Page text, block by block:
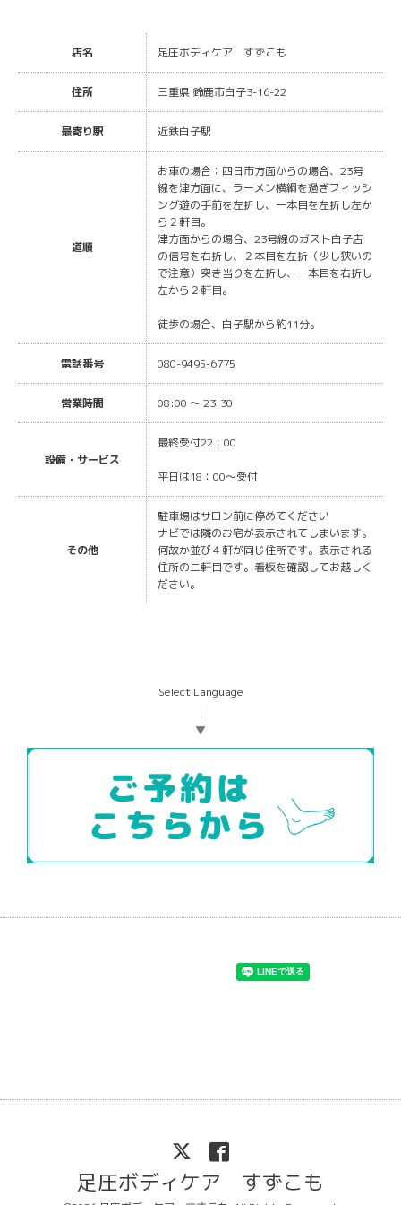
店名 足圧ボディケア すずこも
住所 三重県 鈴鹿市白子3-16-22
最寄り駅 近鉄白子駅
道順
お車の場合：四日市方面からの場合、23号
線を津方面に、ラーメン横綱を過ぎフィッシ
ング遊の手前を左折し、一本目を左折し左か
ら２軒目。
津方面からの場合、23号線のガスト白子店
の信号を右折し、２本目を左折（少し狭いの
で注意）突き当りを左折し、一本目を右折し
左から２軒目。
徒歩の場合、白子駅から約11分。
電話番号 080-9495-6775
営業時間 08:00 ～ 23:30
設備・サービス
最終受付22：00
平日は18：00～受付
その他
駐車場はサロン前に停めてください
ナビでは隣のお宅が表示されてしまいます。
何故か並び４軒が同じ住所です。表示される
住所の二軒目です。看板を確認してお越しく
ださい。
Select Language
▼
足圧ボディケア すずこも